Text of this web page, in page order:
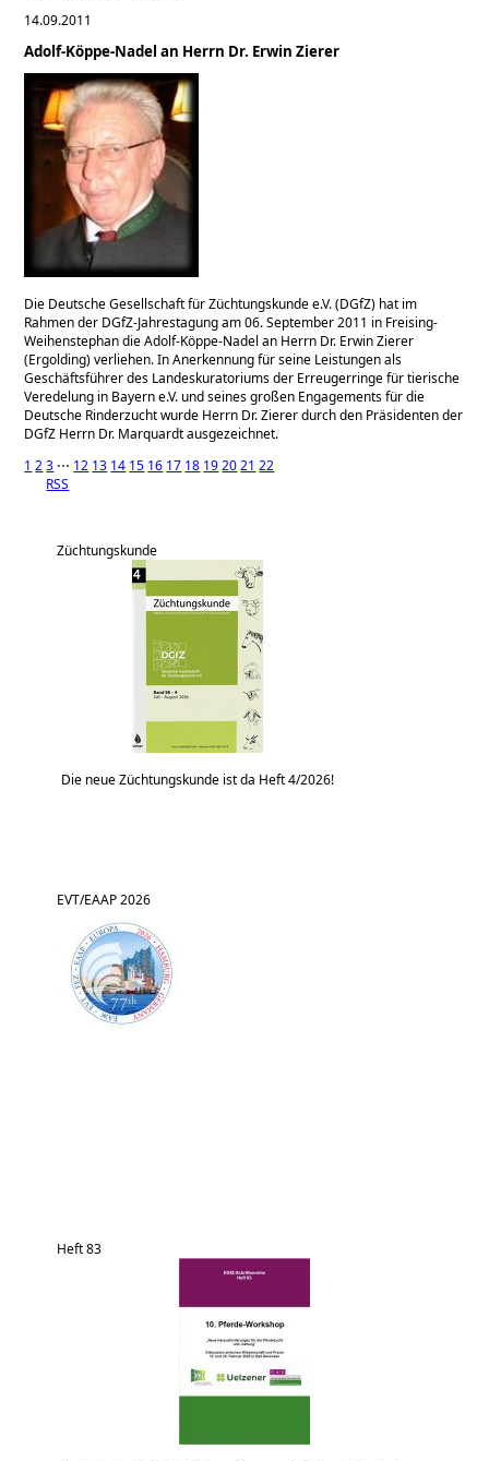
14.09.2011
Adolf-Köppe-Nadel an Herrn Dr. Erwin Zierer
Die Deutsche Gesellschaft für Züchtungskunde e.V. (DGfZ) hat im
Rahmen der DGfZ-Jahrestagung am 06. September 2011 in Freising-
Weihenstephan die Adolf-Köppe-Nadel an Herrn Dr. Erwin Zierer
(Ergolding) verliehen. In Anerkennung für seine Leistungen als
Geschäftsführer des Landeskuratoriums der Erreugerringe für tierische
Veredelung in Bayern e.V. und seines großen Engagements für die
Deutsche Rinderzucht wurde Herrn Dr. Zierer durch den Präsidenten der
DGfZ Herrn Dr. Marquardt ausgezeichnet.
1 23 ⋅⋅⋅ 12 13 14 15 16 17 18 192021 22
RSS
Züchtungskunde
Die neue Züchtungskunde ist da Heft 4/2026!
EVT/EAAP 2026
Heft 83